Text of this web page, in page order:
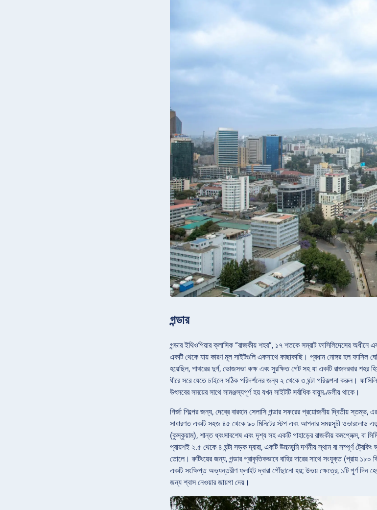
গন্ডার
গন্ডার ইথিওপিয়ার ক্লাসিক “রাজকীয় শহর”, ১৭ শতকে সম্রাট ফাসিলিদেসের অধীনে
একটি থেকে যায় কারণ মূল সাইটগুলি একসাথে কাছাকাছি। প্রধান নোঙ্গর হল ফাসিল
হয়েছিল, পাথরের দুর্গ, ভোজসভা কক্ষ এবং সুরক্ষিত গেট সহ যা একটি রাজদরবার শহর
ধীরে সরে যেতে চাইলে সঠিক পরিদর্শনের জন্য ২ থেকে ৩ ঘন্টা পরিকল্পনা করুন।
উৎসবের সময়ের সাথে সামঞ্জস্যপূর্ণ হয় যখন সাইটটি সর্বাধিক বায়ুমণ্ডলীয় থাকে।
গির্জা শিল্পের জন্য, দেব্রে বারহান সেলাসি গন্ডার সফরের প্রয়োজনীয় দ্বিতীয়
সাধারণত একটি সহজ ৪৫ থেকে ৯০ মিনিটের স্টপ এবং আপনার সময়সূচী ওভারলোড
(কুস্কুয়াম), শান্ত ধ্বংসাবশেষ এবং দৃশ্য সহ একটি পাহাড়ের রাজকীয় কমপ্লেক্স, বা
প্রায়শই ২.৫ থেকে ৪ ঘন্টা সড়ক দ্বারা, একটি উচ্চভূমি দর্শনীয় স্থান বা সম্পূর্ণ
তোলে। রুটিংয়ের জন্য, গন্ডার প্রাকৃতিকভাবে বাহির দারের সাথে সংযুক্ত (প্রায়
একটি সংক্ষিপ্ত অভ্যন্তরীণ ফ্লাইট দ্বারা পৌঁছানো হয়; উভয় ক্ষেত্রে, ১টি পূর্ণ দিন
জন্য শ্বাস নেওয়ার জায়গা দেয়।